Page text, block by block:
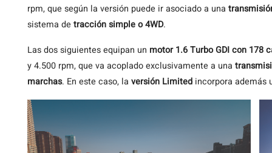
rpm, que según la versión puede ir asociado a una
sistema de tracción simple o 4WD.
Las dos siguientes equipan un motor 1.6 Turbo GDI con 178
y 4.500 rpm, que va acoplado exclusivamente a una
marchas. En este caso, la versión Limited incorpora además